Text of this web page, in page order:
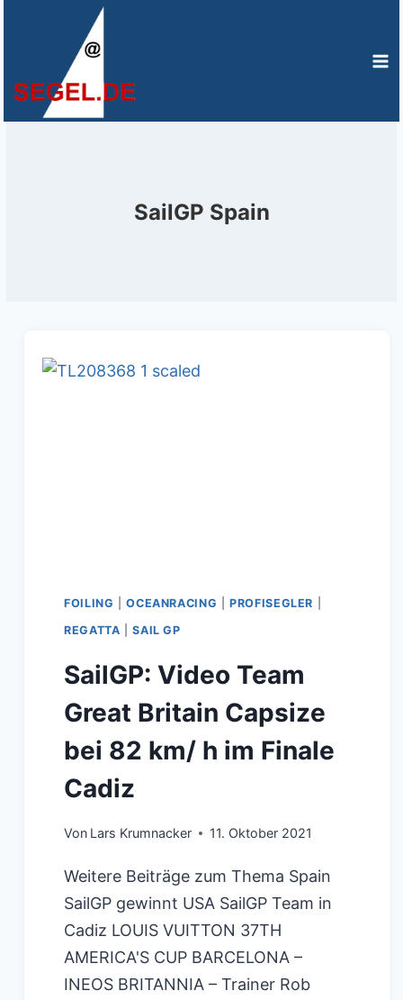
springen
SailGP Spain
FOILING |OCEANRACING |PROFISEGLER
REGATTA |SAIL GP
SailGP: Video Team
Great Britain Capsize
bei 82 km/ h im Finale
Cadiz
Von Lars Krumnacker 11. Oktober 2021
Weitere Beiträge zum Thema Spain
SailGP gewinnt USA SailGP Team in
Cadiz LOUIS VUITTON 37TH
AMERICA'S CUP BARCELONA –
INEOS BRITANNIA – Trainer Rob